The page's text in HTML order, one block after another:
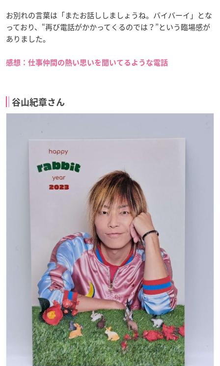
お別れの言葉は「またお話ししましょうね。バイバーイ」とな
っており、“再び電話がかかってくるのでは？”という臨場感が
ありました。
感想：仕事仲間の熱い思いを聞いてるような電話
谷山紀章さん